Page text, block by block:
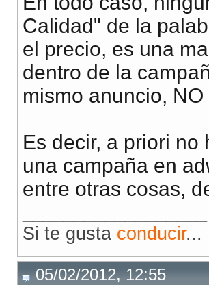
Calidad" de la
el precio, es una
dentro de la
mismo anuncio,
Es decir, a priori
una campaña en
entre otras cosas,
Si te gusta conducir...
05/02/2012, 12:55